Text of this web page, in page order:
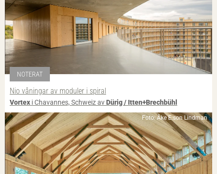
NOTERAT
Nio våningar av moduler i spiral
Vortex i Chavannes, Schweiz avDürig / Itten+Brechbühl
Foto: Åke E:son Lindman